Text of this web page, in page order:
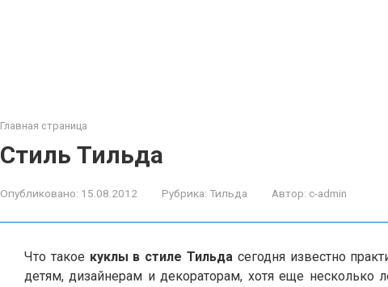
Главная страница
Стиль Тильда
Опубликовано: 15.08.2012 Рубрика: Тильда Автор: c-admin
Что такое куклы в стиле Тильда сегодня известно
детям, дизайнерам и декораторам, хотя еще несколько